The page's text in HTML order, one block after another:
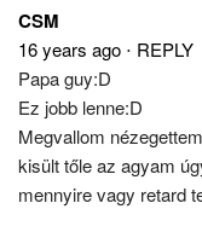
CSM
16 years ago ⋅ REPLY
Papa guy:D
Ez jobb lenne:D
Megvallom
kisült tőle az agyam
mennyire vagy retard